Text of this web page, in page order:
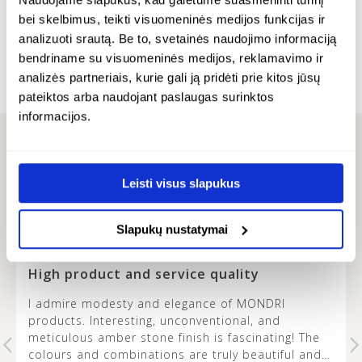
bei skelbimus, teikti visuomeninės medijos funkcijas ir
analizuoti srautą. Be to, svetainės naudojimo informaciją
bendriname su visuomeninės medijos, reklamavimo ir
analizės partneriais, kurie gali ją pridėti prie kitos jūsų
pateiktos arba naudojant paslaugas surinktos
informacijos.
Leisti visus slapukus
Slapukų nustatymai
pakabuku – aurea dark
24K paauksuotas sidabras
€212.00
24K paauksuotas sidabras
€272.00
ATSILIEPIMAI
FAUSTA -
High product and service quality
I admire modesty and elegance of MONDRI
products. Interesting, unconventional, and
meticulous amber stone finish is fascinating! The
colours and combinations are truly beautiful and